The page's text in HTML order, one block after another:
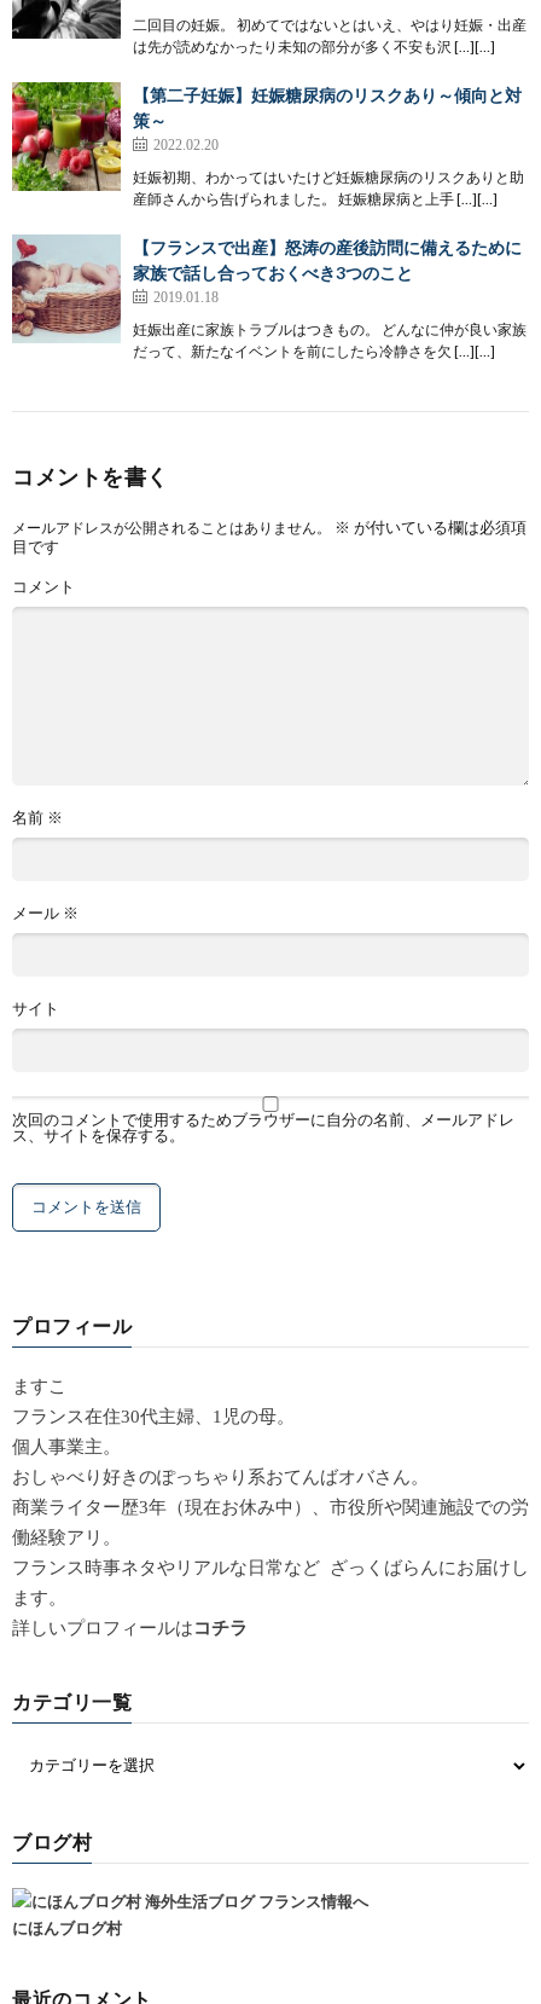
二回目の妊娠。 初めてではないとはいえ、やはり妊娠・出産
は先が読めなかったり未知の部分が多く不安も沢 […][…]
【第二子妊娠】妊娠糖尿病のリスクあり～傾向と対
策～
2022.02.20
妊娠初期、わかってはいたけど妊娠糖尿病のリスクありと助
産師さんから告げられました。 妊娠糖尿病と上手 […][…]
【フランスで出産】怒涛の産後訪問に備えるために
家族で話し合っておくべき3つのこと
2019.01.18
妊娠出産に家族トラブルはつきもの。 どんなに仲が良い家族
だって、新たなイベントを前にしたら冷静さを欠 […][…]
コメントを書く
メールアドレスが公開されることはありません。 ※ が付いている欄は必須項
目です
コメント
名前 ※
メール ※
サイト
次回のコメントで使用するためブラウザーに自分の名前、メールアドレ
ス、サイトを保存する。
プロフィール
ますこ
フランス在住30代主婦、1児の母。
個人事業主。
おしゃべり好きのぽっちゃり系おてんばオバさん。
商業ライター歴3年（現在お休み中）、市役所や関連施設での労
働経験アリ。
フランス時事ネタやリアルな日常など ざっくばらんにお届けし
ます。
詳しいプロフィールはコチラ
カテゴリ一覧
ブログ村
にほんブログ村
最近のコメント